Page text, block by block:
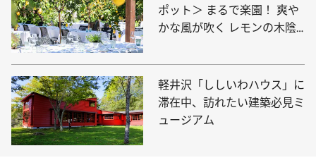
ポット＞ まるで楽園！ 爽や
かな風が吹く レモンの木陰
軽井沢「ししいわハウス」に
滞在中、訪れたい建築必見ミ
ュージアム